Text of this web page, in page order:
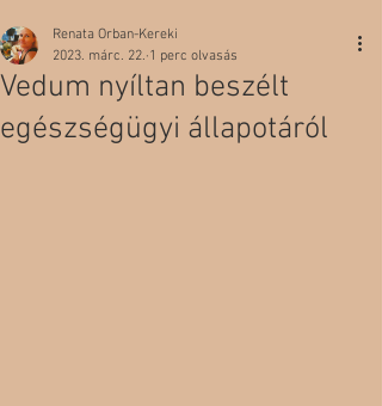
Vedum nyíltan beszélt
egészségügyi állapotáról
Renata Orban-Kereki
2023. márc. 22. 1 perc olvasás